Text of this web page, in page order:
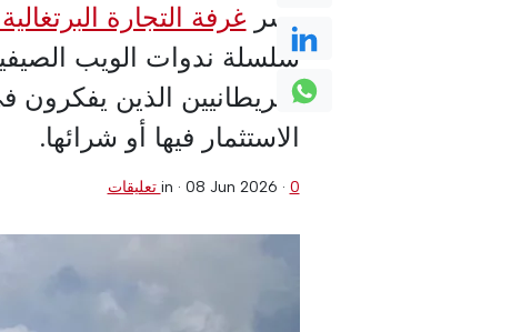
يسر غرفة التجارة
البريطانيين الذين يفكرون
الاستثمار فيها أو شرائها.
in · 08 Jun 2026 · 0 تعليقات